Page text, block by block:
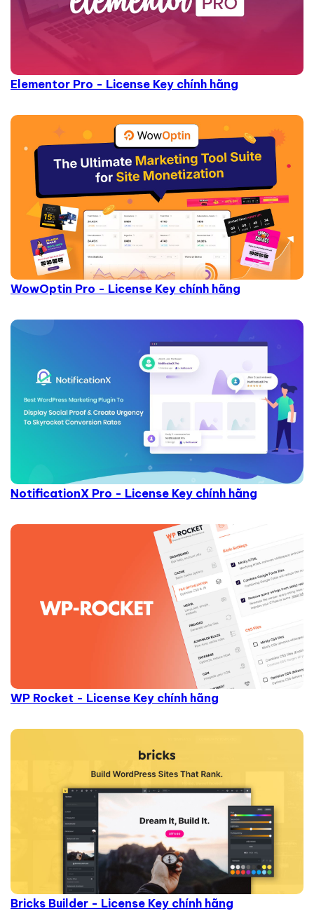
Elementor Pro - License Key chính hãng
WowOptin Pro - License Key chính hãng
NotificationX Pro - License Key chính hãng
WP Rocket - License Key chính hãng
Bricks Builder - License Key chính hãng